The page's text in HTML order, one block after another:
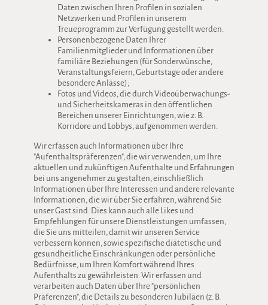
Daten zwischen Ihren Profilen in sozialen
Netzwerken und Profilen in unserem
Treueprogramm zur Verfügung gestellt werden.
Personenbezogene Daten Ihrer
Familienmitglieder und Informationen über
familiäre Beziehungen (für Sonderwünsche,
Veranstaltungsfeiern, Geburtstage oder andere
besondere Anlässe);
Fotos und Videos, die durch Videoüberwachungs-
und Sicherheitskameras in den öffentlichen
Bereichen unserer Einrichtungen, wie z. B.
Korridore und Lobbys, aufgenommen werden.
Wir erfassen auch Informationen über Ihre
"Aufenthaltspräferenzen", die wir verwenden, um Ihre
aktuellen und zukünftigen Aufenthalte und Erfahrungen
bei uns angenehmer zu gestalten, einschließlich
Informationen über Ihre Interessen und andere relevante
Informationen, die wir über Sie erfahren, während Sie
unser Gast sind. Dies kann auch alle Likes und
Empfehlungen für unsere Dienstleistungen umfassen,
die Sie uns mitteilen, damit wir unseren Service
verbessern können, sowie spezifische diätetische und
gesundheitliche Einschränkungen oder persönliche
Bedürfnisse, um Ihren Komfort während Ihres
Aufenthalts zu gewährleisten. Wir erfassen und
verarbeiten auch Daten über Ihre "persönlichen
Präferenzen", die Details zu besonderen Jubiläen (z. B.